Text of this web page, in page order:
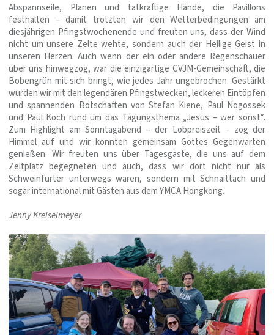
Abspannseile, Planen und tatkräftige Hände, die Pavillons
festhalten – damit trotzten wir den Wetterbedingungen am
diesjährigen Pfingstwochenende und freuten uns, dass der Wind
nicht um unsere Zelte wehte, sondern auch der Heilige Geist in
unseren Herzen. Auch wenn der ein oder andere Regenschauer
über uns hinwegzog, war die einzigartige CVJM-Gemeinschaft, die
Bobengrün mit sich bringt, wie jedes Jahr ungebrochen. Gestärkt
wurden wir mit den legendären Pfingstwecken, leckeren Eintöpfen
und spannenden Botschaften von Stefan Kiene, Paul Nogossek
und Paul Koch rund um das Tagungsthema „Jesus – wer sonst“.
Zum Highlight am Sonntagabend – der Lobpreiszeit – zog der
Himmel auf und wir konnten gemeinsam Gottes Gegenwarten
genießen. Wir freuten uns über Tagesgäste, die uns auf dem
Zeltplatz begegneten und auch, dass wir dort nicht nur als
Schweinfurter unterwegs waren, sondern mit Schnaittach und
sogar international mit Gästen aus dem YMCA Hongkong.
Jenny Kreiselmeyer